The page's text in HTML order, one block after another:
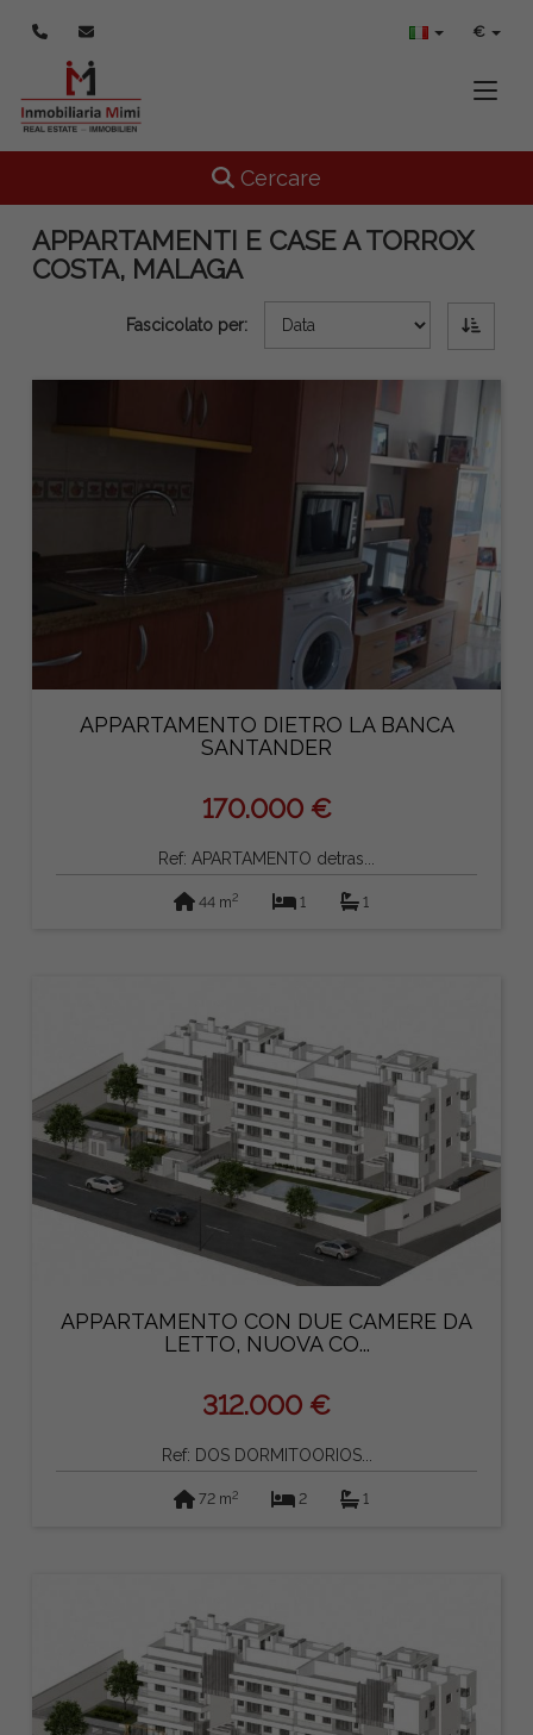
€
Toggle navigation
Cercare
APPARTAMENTI E CASE A TORROX
COSTA, MALAGA
Fascicolato per:
APPARTAMENTO DIETRO LA BANCA
SANTANDER
170.000 €
Ref: APARTAMENTO detras...
44 m2 1 1
APPARTAMENTO CON DUE CAMERE DA
LETTO, NUOVA CO...
312.000 €
Ref: DOS DORMITOORIOS...
72 m2 2 1